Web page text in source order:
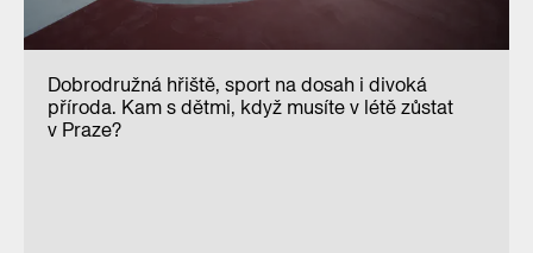
Dobrodružná hřiště, sport na dosah i divoká
příroda. Kam s dětmi, když musíte v létě zůstat
v Praze?